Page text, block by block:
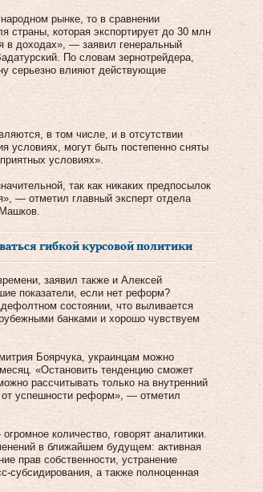
рынке, то в сравнении
страны, которая экспортирует до 30 млн
в доходах», — заявил генеральный
По словам зернотрейдера,
серьезно влияют действующие
в том числе, и в отсутствии
условиях, могут быть постепенно сняты
условиях».
так как никаких предпосылок
— отметил главный эксперт отдела
гибкой курсовой политики
заявил также и Алексей
показатели, если нет реформ?
состоянии, что выливается
банками и хорошо чувствуем
Боярчука, украинцам можно
«Остановить тенденцию сможет
рассчитывать только на внутренний
от успешности реформ», — отметил
количество, говорят аналитики.
в ближайшем будущем: активная
прав собственности, устранение
субсидирования, а также полноценная